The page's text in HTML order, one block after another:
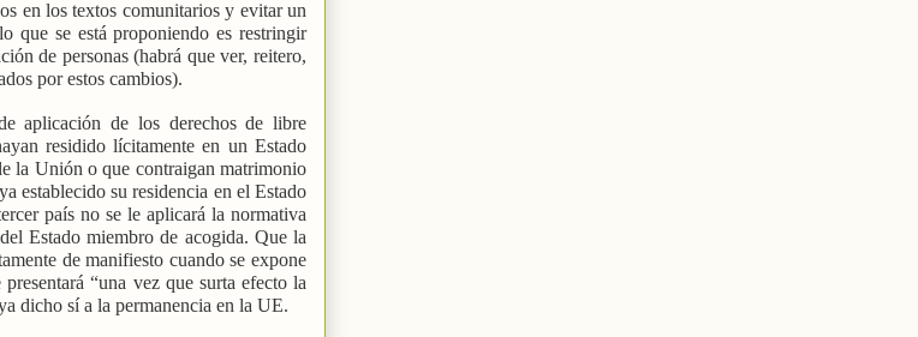
en los textos comunitarios y evitar un
que se está proponiendo es restringir
de personas (habrá que ver, reitero,
por estos cambios).
aplicación de los derechos de libre
residido lícitamente en un Estado
la Unión o que contraigan matrimonio
establecido su residencia en el Estado
país no se le aplicará la normativa
Estado miembro de acogida. Que la
de manifiesto cuando se expone
“una vez que surta efecto la
dicho sí a la permanencia en la UE.